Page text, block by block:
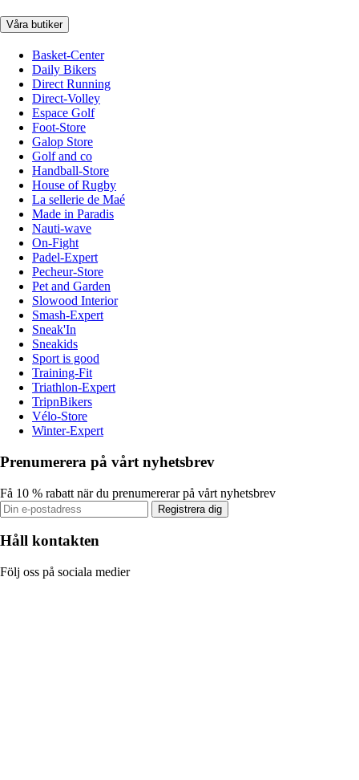
Våra butiker
Basket-Center
Daily Bikers
Direct Running
Direct-Volley
Espace Golf
Foot-Store
Galop Store
Golf and co
Handball-Store
House of Rugby
La sellerie de Maé
Made in Paradis
Nauti-wave
On-Fight
Padel-Expert
Pecheur-Store
Pet and Garden
Slowood Interior
Smash-Expert
Sneak'In
Sneakids
Sport is good
Training-Fit
Triathlon-Expert
TripnBikers
Vélo-Store
Winter-Expert
Prenumerera på vårt nyhetsbrev
Få 10 % rabatt när du prenumererar på vårt nyhetsbrev
Registrera dig
Håll kontakten
Följ oss på sociala medier